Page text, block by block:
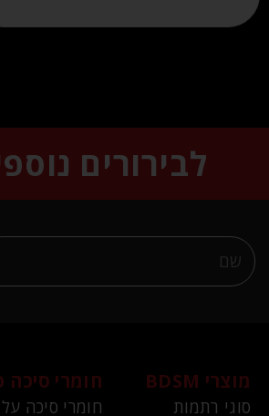
לבירורים
מוצרי BDSM
סוגי רתמות
חומרי סיכה
חומרי סיכה